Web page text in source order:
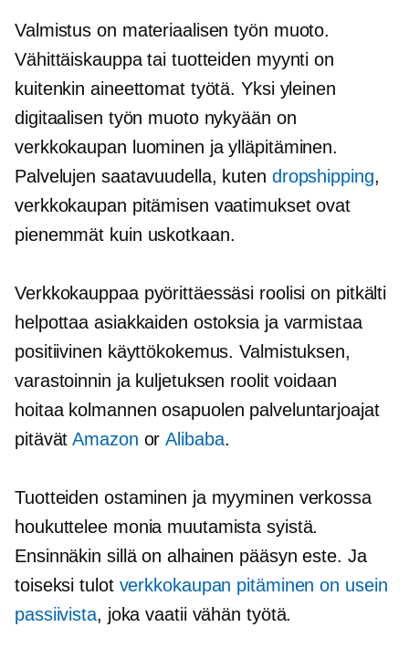
Valmistus on materiaalisen työn muoto.
Vähittäiskauppa tai tuotteiden myynti on
kuitenkin aineettomat työtä. Yksi yleinen
digitaalisen työn muoto nykyään on
verkkokaupan luominen ja ylläpitäminen.
Palvelujen saatavuudella, kuten dropshipping,
verkkokaupan pitämisen vaatimukset ovat
pienemmät kuin uskotkaan.
Verkkokauppaa pyörittäessäsi roolisi on pitkälti
helpottaa asiakkaiden ostoksia ja varmistaa
positiivinen käyttökokemus. Valmistuksen,
varastoinnin ja kuljetuksen roolit voidaan
hoitaa kolmannen osapuolen palveluntarjoajat
pitävätAmazon orAlibaba.
Tuotteiden ostaminen ja myyminen verkossa
houkuttelee monia muutamista syistä.
Ensinnäkin sillä on alhainen pääsyn este. Ja
toiseksi tulot verkkokaupan pitäminen on usein
passiivista, joka vaatii vähän työtä.